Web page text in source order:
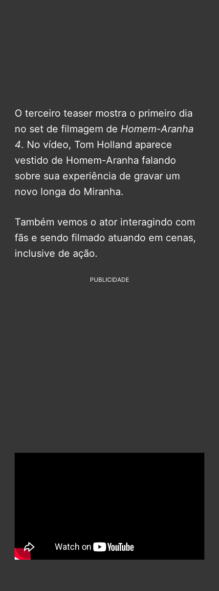
O terceiro teaser mostra o primeiro dia
no set de filmagem de Homem-Aranha
4. No vídeo, Tom Holland aparece
vestido de Homem-Aranha falando
sobre sua experiência de gravar um
novo longa do Miranha.
Também vemos o ator interagindo com
fãs e sendo filmado atuando em cenas,
inclusive de ação.
PUBLICIDADE